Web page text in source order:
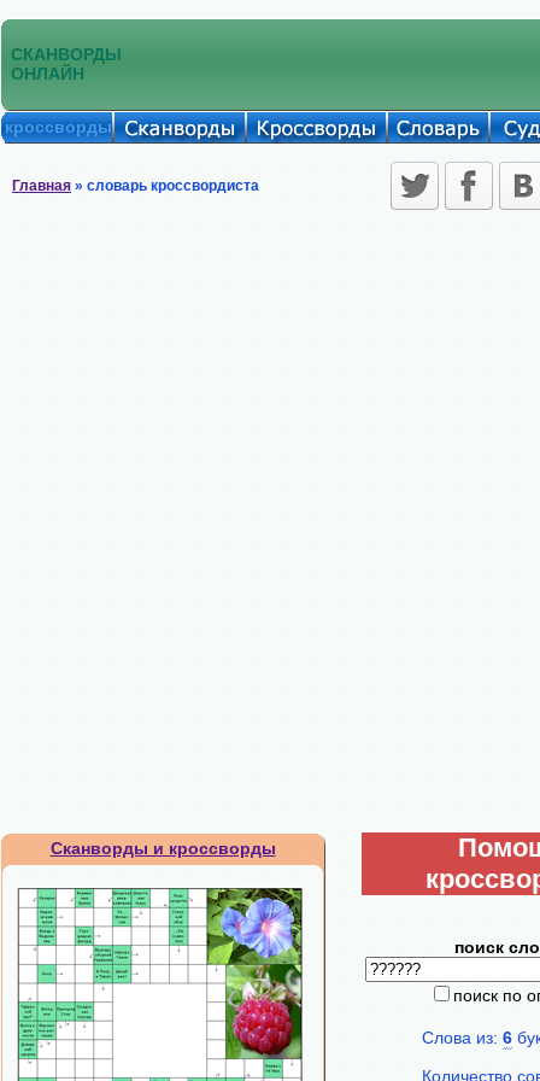
СКАНВОРДЫ
ОНЛАЙН
кроссворды
Главная » словарь кроссвордиста
Сканворды и кроссворды
поиск
поиск по
Слова из: 6
Количество